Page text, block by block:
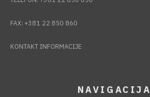
FAX: +381 22 850 860
KONTAKT INFORMACIJE
NAVIGACIJA